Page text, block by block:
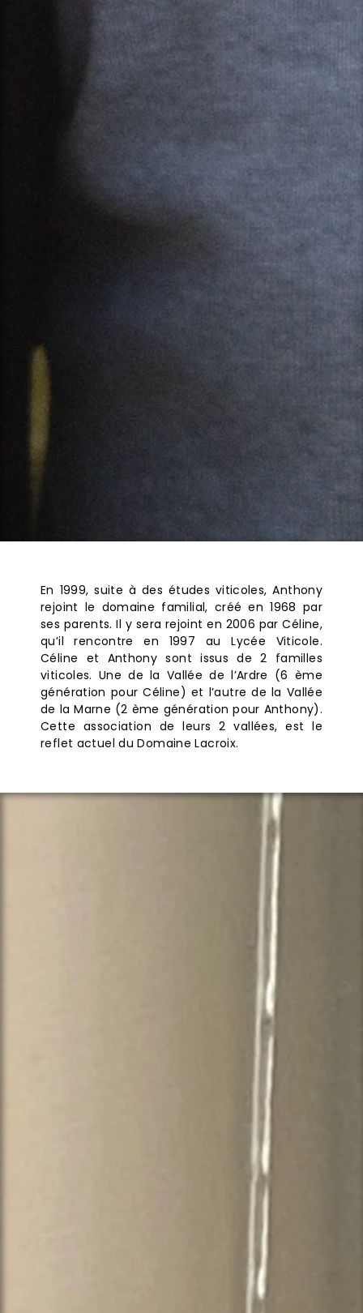
En 1999, suite à des études viticoles, Anthony
rejoint le domaine familial, créé en 1968 par
ses parents. Il y sera rejoint en 2006 par Céline,
qu’il rencontre en 1997 au Lycée Viticole.
Céline et Anthony sont issus de 2 familles
viticoles. Une de la Vallée de l’Ardre (6 ème
génération pour Céline) et l’autre de la Vallée
de la Marne (2 ème génération pour Anthony).
Cette association de leurs 2 vallées, est le
reflet actuel du Domaine Lacroix.